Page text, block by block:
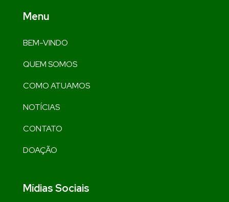
Menu
BEM-VINDO
QUEM SOMOS
COMO ATUAMOS
NOTÍCIAS
CONTATO
DOAÇÃO
Mídias Sociais